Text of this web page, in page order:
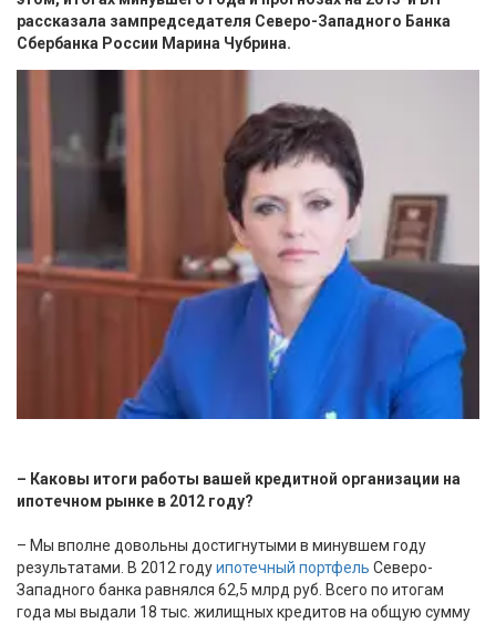
рассказала зампредседателя Северо-Западного Банка
Сбербанка России Марина Чубрина.
– Каковы итоги работы вашей кредитной организации на
ипотечном рынке в 2012 году?
– Мы вполне довольны достигнутыми в минувшем году
результатами. В 2012 годуипотечный портфель Северо-
Западного банка равнялся 62,5 млрд руб. Всего по итогам
года мы выдали 18 тыс. жилищных кредитов на общую сумму